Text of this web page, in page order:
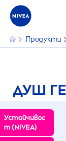
Продукти
ДУШ
Устойчивос
т (NIVEA)